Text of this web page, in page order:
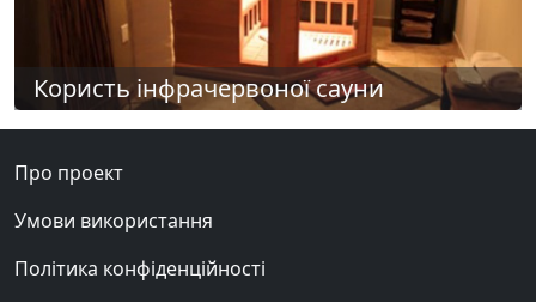
Користь інфрачервоної сауни
Про проект
Умови використання
Політика конфіденційності